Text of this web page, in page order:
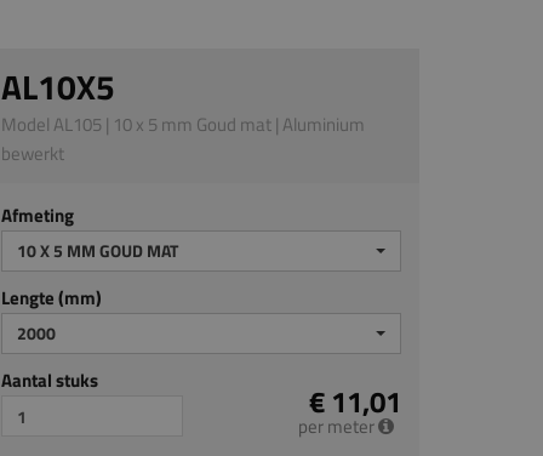
AL10X5
Model AL105 | 10 x 5 mm Goud mat | Aluminium
bewerkt
Afmeting
10 X 5 MM GOUD MAT
Lengte (mm)
2000
Aantal stuks € 11,01
per meter